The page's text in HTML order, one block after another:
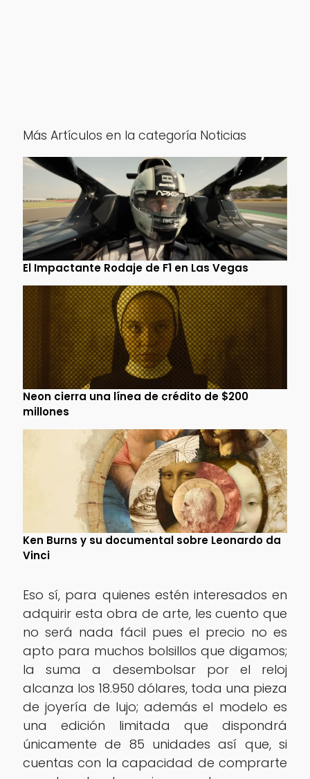
Más Artículos en la categoría Noticias
El Impactante Rodaje de F1 en Las Vegas
Neon cierra una línea de crédito de $200
millones
Ken Burns y su documental sobre Leonardo da
Vinci
Eso sí, para quienes estén interesados en
adquirir esta obra de arte, les cuento que
no será nada fácil pues el precio no es
apto para muchos bolsillos que digamos;
la suma a desembolsar por el reloj
alcanza los 18.950 dólares, toda una pieza
de joyería de lujo; además el modelo es
una edición limitada que dispondrá
únicamente de 85 unidades así que, si
cuentas con la capacidad de comprarte